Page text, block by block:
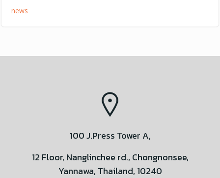
news
100 J.Press Tower A,
12 Floor, Nanglinchee rd., Chongnonsee,
Yannawa, Thailand, 10240